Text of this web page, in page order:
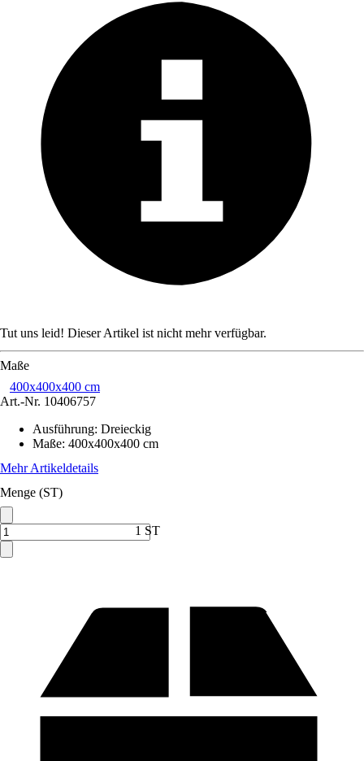
Tut uns leid! Dieser Artikel ist nicht mehr verfügbar.
Maße
400x400x400 cm
Art.-Nr. 10406757
Ausführung: Dreieckig
Maße: 400x400x400 cm
Mehr Artikeldetails
Menge (ST)
1 ST